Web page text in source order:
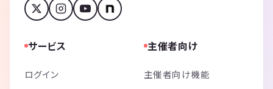
サービス
ログイン
主催者向け
主催者向け機能